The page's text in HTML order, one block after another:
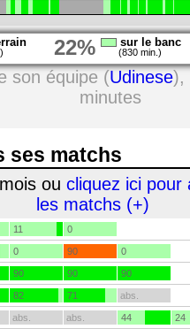
22% sur le banc
(830 min.)
son équipe (Udinese),
minutes
ses matchs
ou cliquez ici pour
les matchs (+)
11 0
0 90 0
90 90 90
82 71 abs.
abs. abs. 44 24